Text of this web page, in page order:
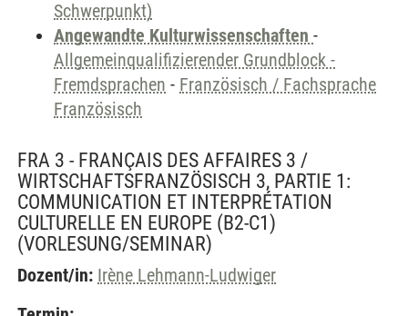
Schwerpunkt)
Angewandte Kulturwissenschaften -
Allgemeinqualifizierender Grundblock -
Fremdsprachen - Französisch / Fachsprache
Französisch
FRA 3 - FRANÇAIS DES AFFAIRES 3 /
WIRTSCHAFTSFRANZÖSISCH 3, PARTIE 1:
COMMUNICATION ET INTERPRÉTATION
CULTURELLE EN EUROPE (B2-C1)
(VORLESUNG/SEMINAR)
Dozent/in: Irène Lehmann-Ludwiger